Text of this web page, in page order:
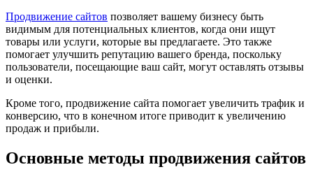
Продвижение сайтов позволяет вашему бизнесу быть
видимым для потенциальных клиентов, когда они ищут
товары или услуги, которые вы предлагаете. Это также
помогает улучшить репутацию вашего бренда, поскольку
пользователи, посещающие ваш сайт, могут оставлять отзывы
и оценки.
Кроме того, продвижение сайта помогает увеличить трафик и
конверсию, что в конечном итоге приводит к увеличению
продаж и прибыли.
Основные методы продвижения сайтов